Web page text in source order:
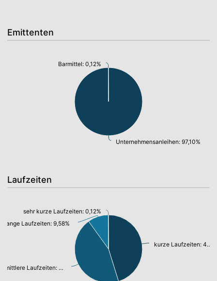
Emittenten
Unternehmensanleihen: 97,10%
Barmittel: 0,12%
Laufzeiten
kurze Laufzeiten: 43,94%
mittlere Laufzeiten: 43,59%
lange Laufzeiten: 9,58%
sehr kurze Laufzeiten: 0,12%